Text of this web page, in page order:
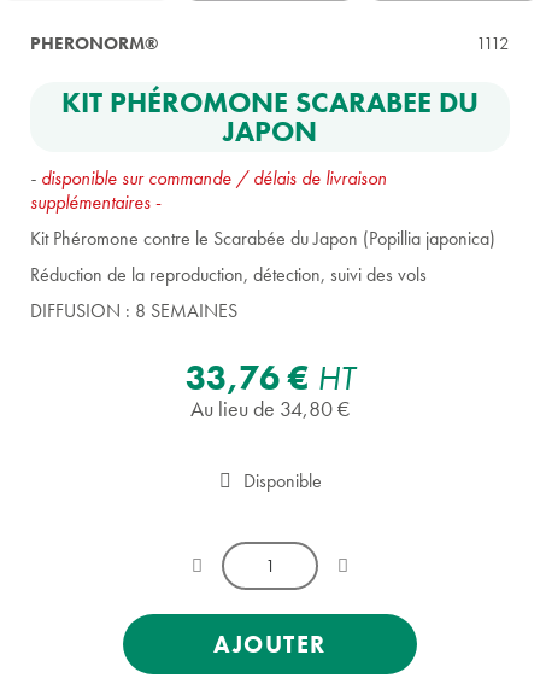
PHERONORM® 1112
KIT PHÉROMONE SCARABEE DU
JAPON
- disponible sur commande / délais de livraison
supplémentaires-
Kit Phéromone contre le Scarabée du Japon (Popillia japonica)
Réduction de la reproduction, détection, suivi des vols
DIFFUSION : 8 SEMAINES
33,76 € HT
Au lieu de 34,80 €
Disponible
AJOUTER